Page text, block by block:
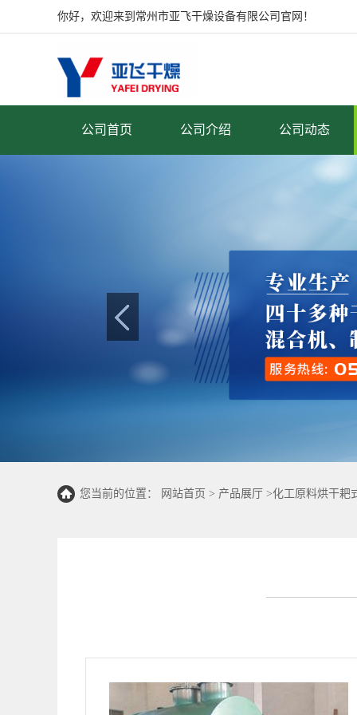
你好，欢迎来到常州市亚飞干燥设备有限公司官网！
公司首页 公司介绍 公司动态
您当前的位置： 网站首页 > 产品展厅 >化工原料烘干耙